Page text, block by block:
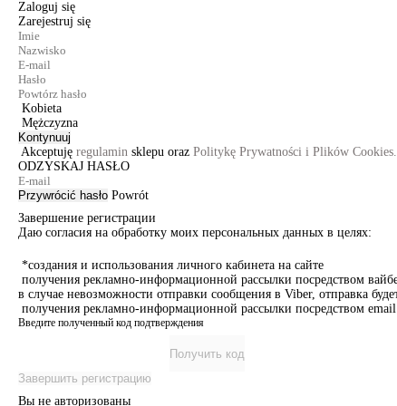
Zaloguj się
Zarejestruj się
Kobieta
Mężczyzna
Kontynuuj
Akceptuję regulamin sklepu oraz Politykę Prywatności i Plików Cookies.
ODZYSKAJ HASŁO
Przywrócić hasło Powrót
Завершение регистрации
Даю согласия на обработку моих персональных данных в целях:
*создания и использования личного кабинета на сайте
получения рекламно-информационной рассылки посредством
в случае невозможности отправки сообщения в Viber, отправка
получения рекламно-информационной рассылки посредством
Введите полученный код подтверждения
Получить код
Завершить регистрацию
Вы не авторизованы